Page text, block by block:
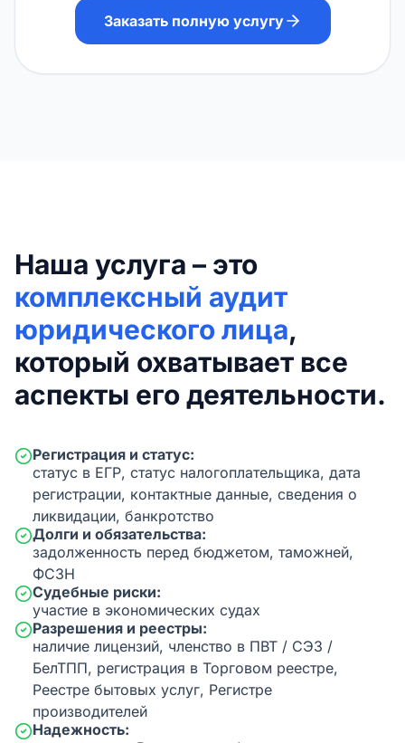
Заказать полную услугу
Наша услуга – это
комплексный аудит
юридического лица,
который охватывает все
аспекты его деятельности.
Регистрация и статус:
статус в ЕГР, статус налогоплательщика, дата
регистрации, контактные данные, сведения о
ликвидации, банкротство
Долги и обязательства:
задолженность перед бюджетом, таможней,
ФСЗН
Судебные риски:
участие в экономических судах
Разрешения и реестры:
наличие лицензий, членство в ПВТ / СЭЗ /
БелТПП, регистрация в Торговом реестре,
Реестре бытовых услуг, Регистре
производителей
Надежность: